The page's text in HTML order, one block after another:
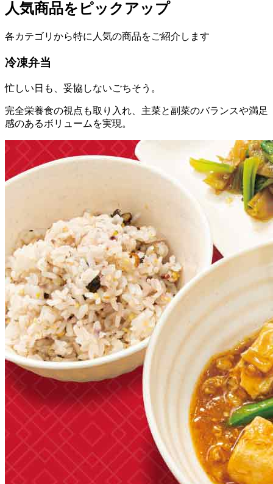
人気商品をピックアップ
各カテゴリから特に人気の商品をご紹介します
冷凍弁当
忙しい日も、妥協しないごちそう。
完全栄養食の視点も取り入れ、主菜と副菜のバランスや満足
感のあるボリュームを実現。